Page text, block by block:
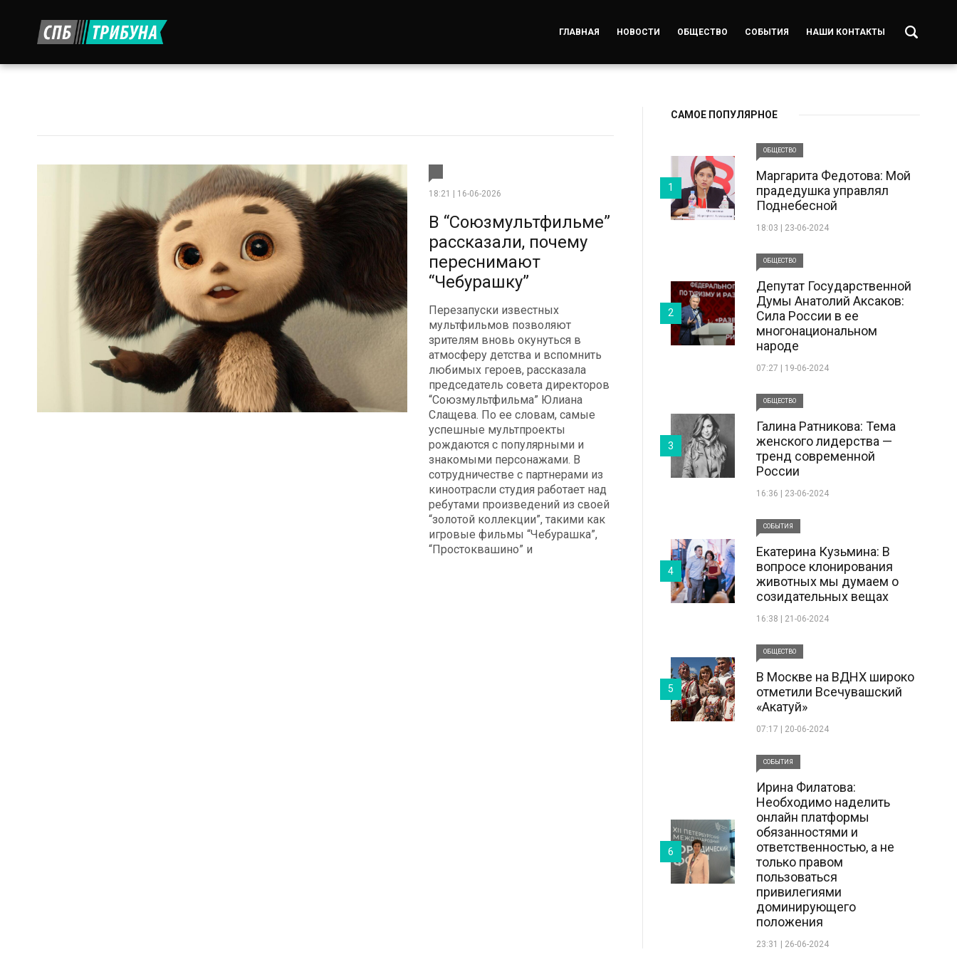
ГЛАВНАЯ НОВОСТИ ОБЩЕСТВО СОБЫТИЯ НАШИ КОНТАКТЫ
18:21 | 16-06-2026
В “Союзмультфильме”
рассказали, почему
переснимают
“Чебурашку”
Перезапуски известных
мультфильмов позволяют
зрителям вновь окунуться в
атмосферу детства и вспомнить
любимых героев, рассказала
председатель совета директоров
“Союзмультфильма” Юлиана
Слащева. По ее словам, самые
успешные мультпроекты
рождаются с популярными и
знакомыми персонажами. В
сотрудничестве с партнерами из
киноотрасли студия работает над
ребутами произведений из своей
“золотой коллекции”, такими как
игровые фильмы “Чебурашка”,
“Простоквашино” и
САМОЕ ПОПУЛЯРНОЕ
ОБЩЕСТВО
Маргарита Федотова: Мой
прадедушка управлял
Поднебесной
18:03 | 23-06-2024
1
ОБЩЕСТВО
Депутат Государственной
Думы Анатолий Аксаков:
Сила России в ее
многонациональном
народе
07:27 | 19-06-2024
2
ОБЩЕСТВО
Галина Ратникова: Тема
женского лидерства —
тренд современной
России
16:36 | 23-06-2024
3
СОБЫТИЯ
Екатерина Кузьмина: В
вопросе клонирования
животных мы думаем о
созидательных вещах
16:38 | 21-06-2024
4
ОБЩЕСТВО
В Москве на ВДНХ широко
отметили Всечувашский
«Акатуй»
07:17 | 20-06-2024
5
СОБЫТИЯ
Ирина Филатова:
Необходимо наделить
онлайн платформы
обязанностями и
ответственностью, а не
только правом
пользоваться
привилегиями
доминирующего
положения
23:31 | 26-06-2024
6